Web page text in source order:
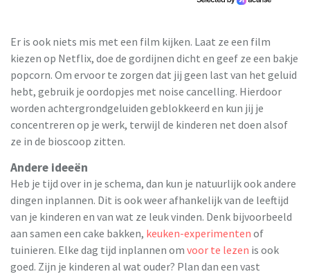
Er is ook niets mis met een film kijken. Laat ze een film
kiezen op Netflix, doe de gordijnen dicht en geef ze een bakje
popcorn. Om ervoor te zorgen dat jij geen last van het geluid
hebt, gebruik je oordopjes met noise cancelling. Hierdoor
worden achtergrondgeluiden geblokkeerd en kun jij je
concentreren op je werk, terwijl de kinderen net doen alsof
ze in de bioscoop zitten.
Andere ideeën
Heb je tijd over in je schema, dan kun je natuurlijk ook andere
dingen inplannen. Dit is ook weer afhankelijk van de leeftijd
van je kinderen en van wat ze leuk vinden. Denk bijvoorbeeld
aan samen een cake bakken, keuken-experimenten of
tuinieren. Elke dag tijd inplannen om voor te lezen is ook
goed. Zijn je kinderen al wat ouder? Plan dan een vast